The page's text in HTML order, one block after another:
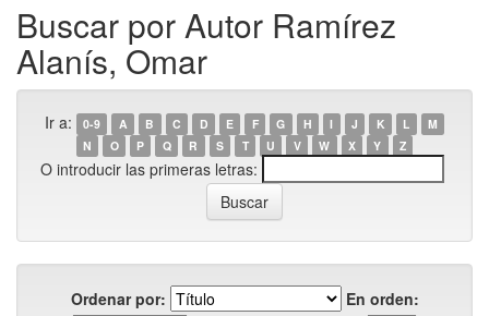
Buscar por Autor Ramírez
Alanís, Omar
Ir a: 0-9 A B C D E F G H I J K L
M
N
O P Q R S T U V W X Y Z
O introducir las primeras letras:
Ordenar por:
En orden: